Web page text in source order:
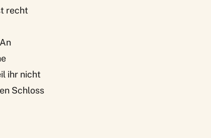
recht
ihr nicht
Schloss